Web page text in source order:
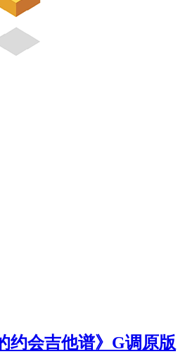
约会吉他谱》G调原版